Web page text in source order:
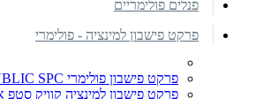
פנלים פולימריים
פרקט פישבון למינציה - פולימרי
פרקט פישבון פולימרי REPUBLIC SPC נגד מים
פרקט פישבון למינציה קוויק סטפ